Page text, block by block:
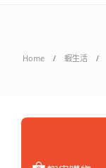
Home 蝦生活